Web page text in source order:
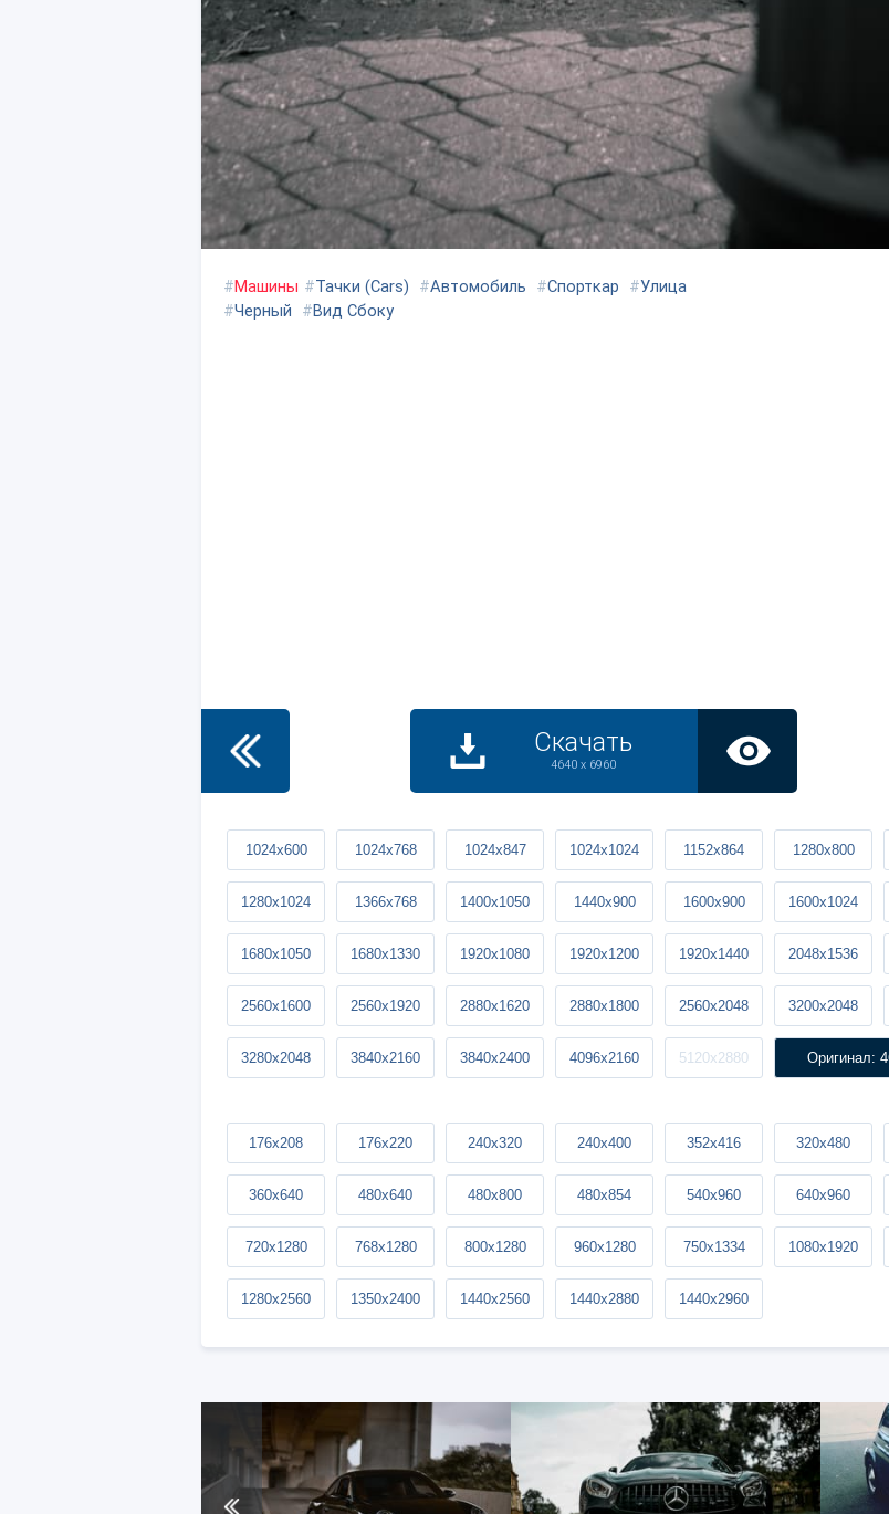
#Машины #Тачки (Cars) #Автомобиль #Спорткар #Улица
#Черный #Вид Сбоку
Скачать
4640 x 6960
1024x600 1024x768 1024x847 1024x1024 1152x864 1280x800
1280x1024 1366x768 1400x1050 1440x900 1600x900 1600x1024
1680x1050 1680x1330 1920x1080 1920x1200 1920x1440 2048x1536
2560x1600 2560x1920 2880x1620 2880x1800 2560x2048 3200x2048
3280x2048 3840x2160 3840x2400 4096x2160 5120x2880 Оригинал:
176x208 176x220 240x320 240x400 352x416 320x480
360x640 480x640 480x800 480x854 540x960 640x960
720x1280 768x1280 800x1280 960x1280 750x1334 1080x1920
1280x2560 1350x2400 1440x2560 1440x2880 1440x2960